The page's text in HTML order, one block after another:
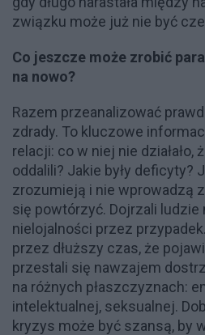
związku może już nie być
Co jeszcze może zrobić
na nowo?
Razem przeanalizować
zdrady. To kluczowe
relacji: co w niej nie działało,
oddalili? Jakie były deficyty?
zrozumieją i nie wprowadzą
się powtórzyć. Dojrzali
nielojalności przez
przez dłuższy czas, że
przestali się nawzajem
na różnych płaszczyznach:
intelektualnej, seksualnej.
kryzys może być szansą, by